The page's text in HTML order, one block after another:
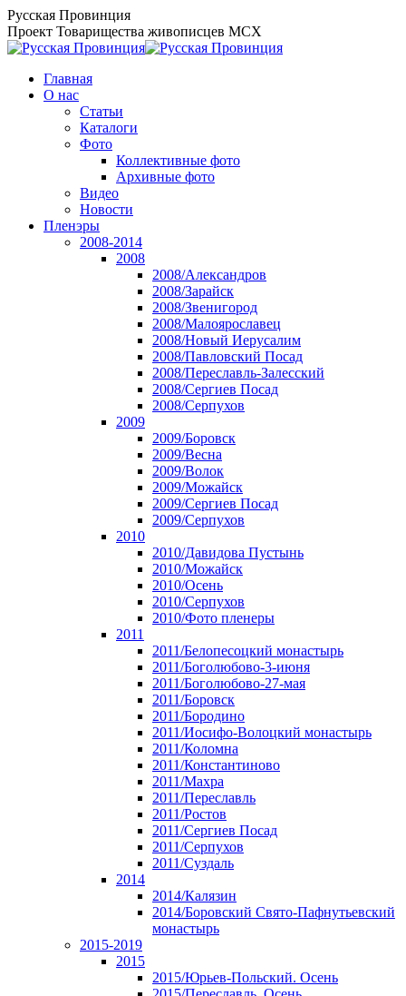
Перейти
к
содержанию
Русская Провинция
Проект Товарищества живописцев МСХ
Главная
О нас
Статьи
Каталоги
Фото
Коллективные фото
Архивные фото
Видео
Новости
Пленэры
2008-2014
2008
2008/Александров
2008/Зарайск
2008/Звенигород
2008/Малоярославец
2008/Новый Иерусалим
2008/Павловский Посад
2008/Переславль-Залесский
2008/Сергиев Посад
2008/Серпухов
2009
2009/Боровск
2009/Весна
2009/Волок
2009/Можайск
2009/Сергиев Посад
2009/Серпухов
2010
2010/Давидова Пустынь
2010/Можайск
2010/Осень
2010/Серпухов
2010/Фото пленеры
2011
2011/Белопесоцкий монастырь
2011/Боголюбово-3-июня
2011/Боголюбово-27-мая
2011/Боровск
2011/Бородино
2011/Иосифо-Волоцкий монастырь
2011/Коломна
2011/Константиново
2011/Махра
2011/Переславль
2011/Ростов
2011/Сергиев Посад
2011/Серпухов
2011/Суздаль
2014
2014/Калязин
2014/Боровский Свято-Пафнутьевский
монастырь
2015-2019
2015
2015/Юрьев-Польский. Осень